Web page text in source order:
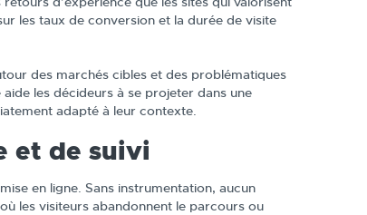
les taux de conversion et la durée de visite
des marchés cibles et des problématiques
les décideurs à se projeter dans une
adapté à leur contexte.
et de suivi
en ligne. Sans instrumentation, aucun
les visiteurs abandonnent le parcours ou